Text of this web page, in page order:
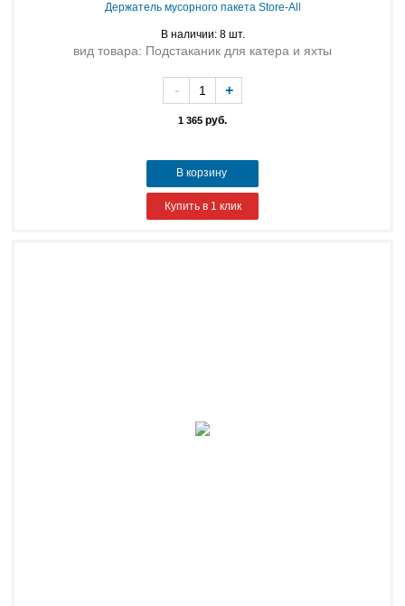
Держатель мусорного пакета Store-All
В наличии: 8 шт.
вид товара: Подстаканик для катера и яхты
1 365 руб.
- +
В корзину
Купить в 1 клик